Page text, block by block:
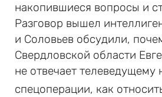
накопившиеся вопросы и
Разговор вышел
и Соловьев обсудили,
Свердловской области
не отвечает телеведущему
спецоперации, как